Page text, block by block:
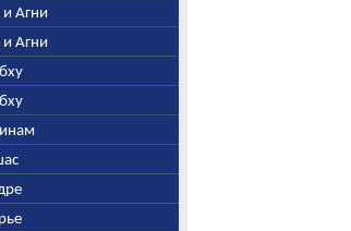
Агни
Агни